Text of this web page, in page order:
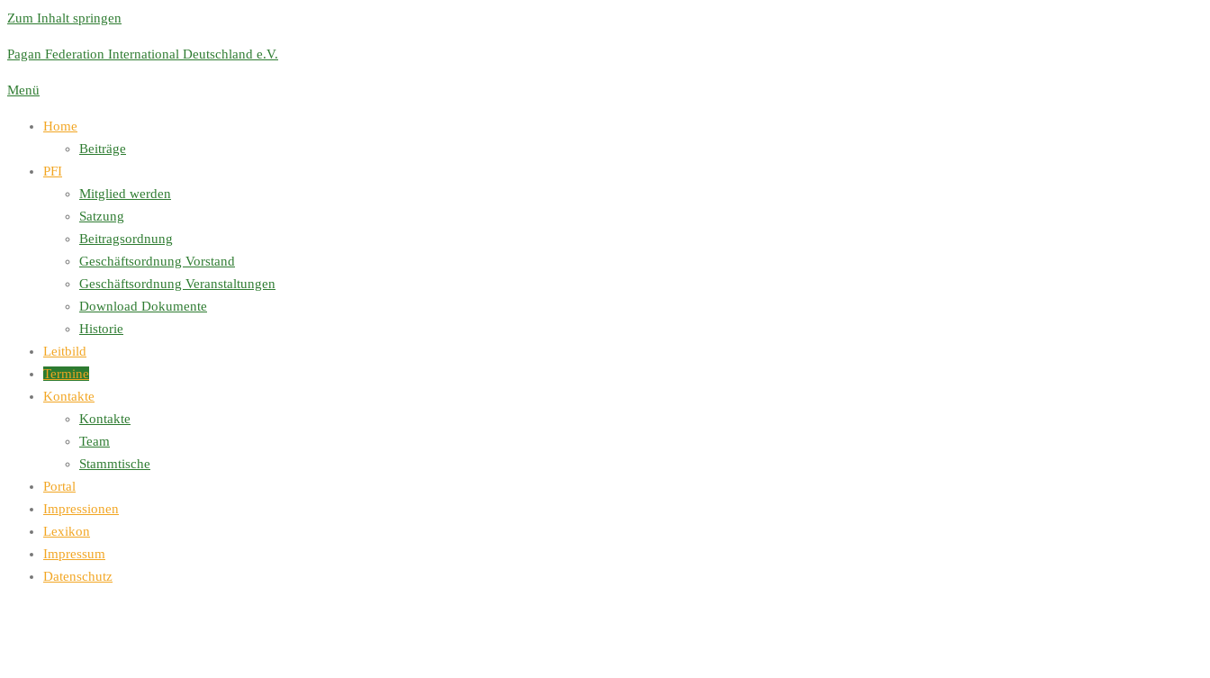
Zum Inhalt springen
Pagan Federation International Deutschland e.V.
Menü
Home
Beiträge
PFI
Mitglied werden
Satzung
Beitragsordnung
Geschäftsordnung Vorstand
Geschäftsordnung Veranstaltungen
Download Dokumente
Historie
Leitbild
Termine
Kontakte
Kontakte
Team
Stammtische
Portal
Impressionen
Lexikon
Impressum
Datenschutz